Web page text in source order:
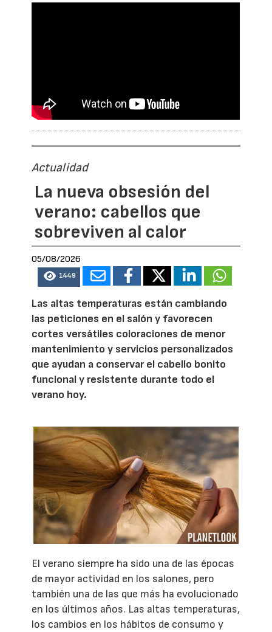
Actualidad
La nueva obsesión del
verano: cabellos que
sobreviven al calor
05/08/2026
1449
Las altas temperaturas están cambiando
las peticiones en el salón y favorecen
cortes versátiles coloraciones de menor
mantenimiento y servicios personalizados
que ayudan a conservar el cabello bonito
funcional y resistente durante todo el
verano hoy.
El verano siempre ha sido una de las épocas
de mayor actividad en los salones, pero
también una de las que más ha evolucionado
en los últimos años. Las altas temperaturas,
los cambios en los hábitos de consumo y